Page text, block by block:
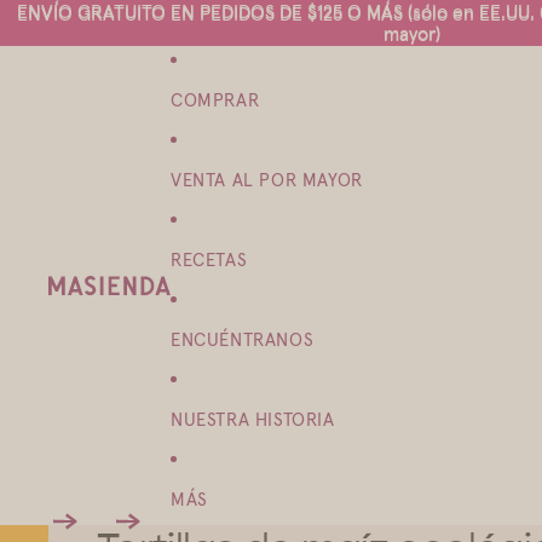
ENVÍO GRATUITO EN PEDIDOS DE $125 O MÁS (sólo en
mayor)
ENVÍO GRATUITO EN PEDIDOS DE $125 O MÁS (sólo en
mayor)
COMPRAR
VENTA AL POR MAYOR
RECETAS
ENCUÉNTRANOS
NUESTRA HISTORIA
MÁS